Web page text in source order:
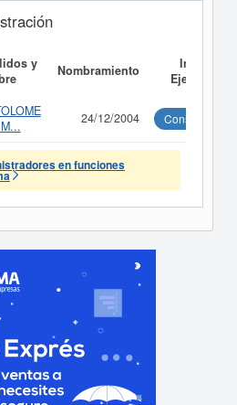
y
Nombramiento
Informe
Ejecutivo
24/12/2004 Consultar
en funciones